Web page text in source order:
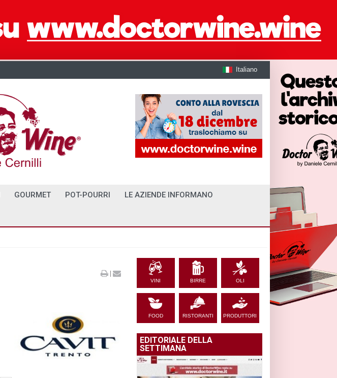
Italiano
GOURMET POT-POURRI LE AZIENDE INFORMANO
|
VINI BIRRE OLI
FOOD RISTORANTI PRODUTTORI
EDITORIALE DELLA
SETTIMANA